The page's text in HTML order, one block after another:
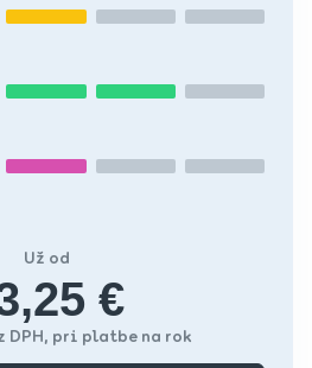
Už od
€
DPH, pri platbe na rok